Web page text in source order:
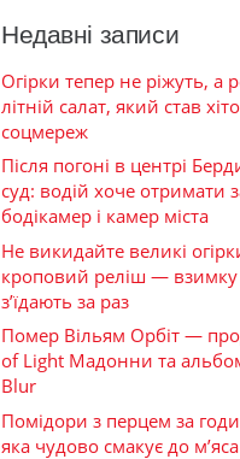
Недавні записи
Огірки тепер не ріжуть, а
літній салат, який став
соцмереж
Після погоні в центрі
суд: водій хоче отримати
бодікамер і камер міста
Не викидайте великі
кроповий реліш — взимку
з’їдають за раз
Помер Вільям Орбіт —
of Light Мадонни та
Blur
Помідори з перцем за
яка чудово смакує до м’яса